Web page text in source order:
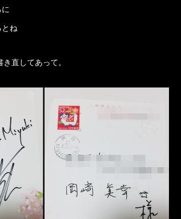
とね
直してあって。